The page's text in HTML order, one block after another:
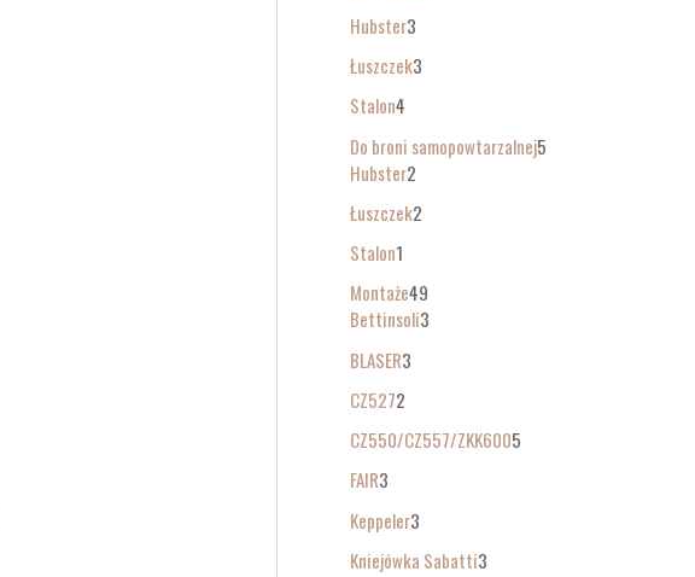
Hubster3
Łuszczek3
Stalon4
Do broni samopowtarzalnej5
Hubster2
Łuszczek2
Stalon1
Montaże49
Bettinsoli3
BLASER3
CZ5272
CZ550/CZ557/ZKK6005
FAIR3
Keppeler3
Kniejówka Sabatti3